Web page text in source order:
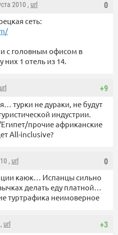
0
2010 , url
сеть:
с головным офисом в
них 1 отель из 14.
+9
url
турки не дураки, не будут
индустрии.
прочие африканские
All-inclusive?
0
, url
каюк… Испанцы сильно
делать еду платной…
туртрафика неимоверное
+3
url